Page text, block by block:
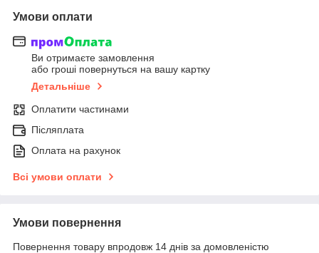
Умови оплати
Ви отримаєте замовлення
або гроші повернуться на вашу картку
Детальніше
Оплатити частинами
Післяплата
Оплата на рахунок
Всі умови оплати
Умови повернення
Повернення товару впродовж 14 днів за домовленістю